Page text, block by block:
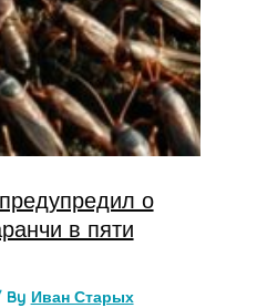
о
в пяти
Иван Старых